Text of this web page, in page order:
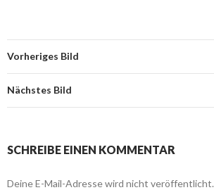
o
o
e
r
Vorheriges Bild
Nächstes Bild
SCHREIBE EINEN KOMMENTAR
Deine E-Mail-Adresse wird nicht veröffentlicht.